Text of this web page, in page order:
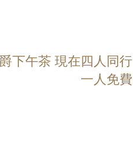
下午茶 現在四人同行
一人免費